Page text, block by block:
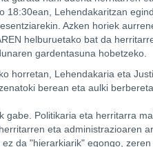
18:30ean, Lehendakaritzan
Azken horiek
helburuetako bat da
gardentasuna hobetzeko.
horretan, Lehendakaria eta
berean eta aulki
gabe. Politikaria eta herritarra
eta administrazioaren
da "hierarkiarik" egongo,